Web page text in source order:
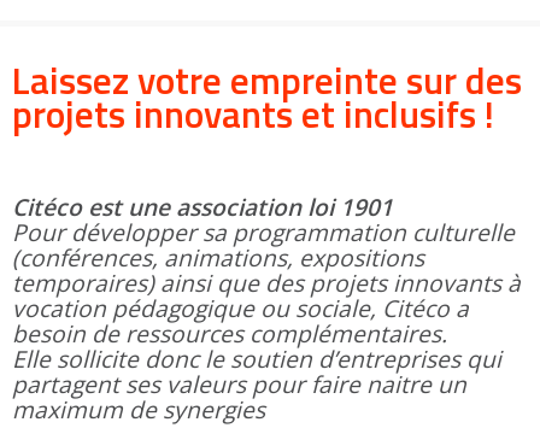
FR EN
Laissez votre empreinte sur des
projets innovants et inclusifs !
Citéco est une association loi 1901
Pour développer sa programmation culturelle
(conférences, animations, expositions
temporaires) ainsi que des projets innovants à
vocation pédagogique ou sociale, Citéco a
besoin de ressources complémentaires.
Elle sollicite donc le soutien d’entreprises qui
partagent ses valeurs pour faire naitre un
maximum de synergies